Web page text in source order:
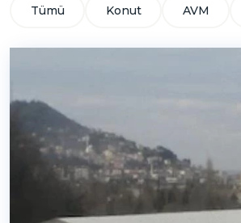
Tümü Konut AVM